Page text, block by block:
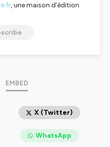
, une maison d’édition
une bonne dose
ausha.co/politique-de-
EMBED
X (Twitter)
WhatsApp